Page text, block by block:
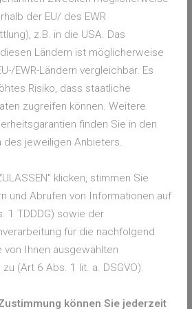
- oder eben nicht.
IST DAS MITTEL
Medikament in jedem Trimester
deshalb werden die
zweite und dritte Trimester
es Informationen für die Einnahme
Alternativen vorgeschlagen. Wer sich
die Einnahme unbedingt mit der
besprechen.
das Mittel der Wahl bei
und Fieber in allen
schadet dem Embryo im Bauch
der EU/ des EWR
z.B. in die USA. Das
Ländern ist möglicherweise
EWR-Ländern vergleichbar. Es
Risiko, dass staatliche
zugreifen können. Weitere
finden Sie in den
des jeweiligen Anbieters.
klicken, stimmen Sie
und Abrufen von Informationen auf
1 TDDDG) sowie der
für die nachfolgend
Ihnen ausgewählten
(Art 6 Abs. 1 lit. a. DSGVO).
können Sie jederzeit